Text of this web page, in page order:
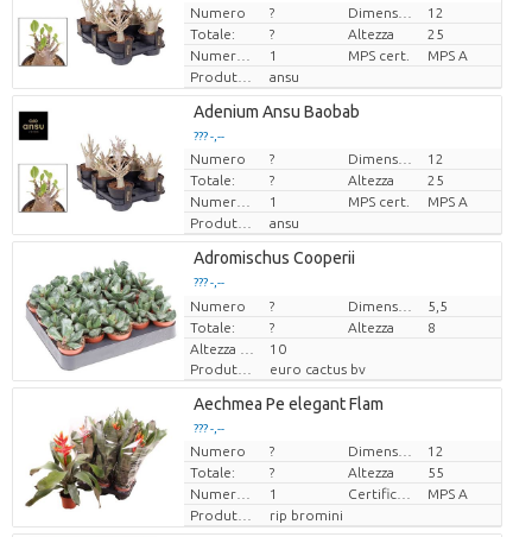
Prezzo x uno
Numero ?
12
Totale:
? Altezza
25
Numero di piante/vaso
1 MPS cert.
MPS A
Produttore
ansu
Adenium Ansu Baobab
??? -,--
Prezzo x uno
Numero ?
12
Totale:
? Altezza
25
Numero di piante/vaso
1 MPS cert.
MPS A
Produttore
ansu
Adromischus Cooperii
??? -,--
Prezzo x uno
Numero ?
5,5
Totale:
? Altezza
8
10
Produttore
euro cactus bv
Aechmea Pe elegant Flam
??? -,--
Prezzo x uno
Numero ?
12
Totale:
? Altezza
55
Numero di piante/vaso
1
MPS A
Produttore
rip bromini